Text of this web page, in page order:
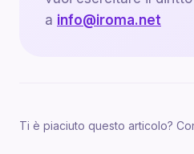
a info@iroma.net
Ti è piaciuto questo articolo?